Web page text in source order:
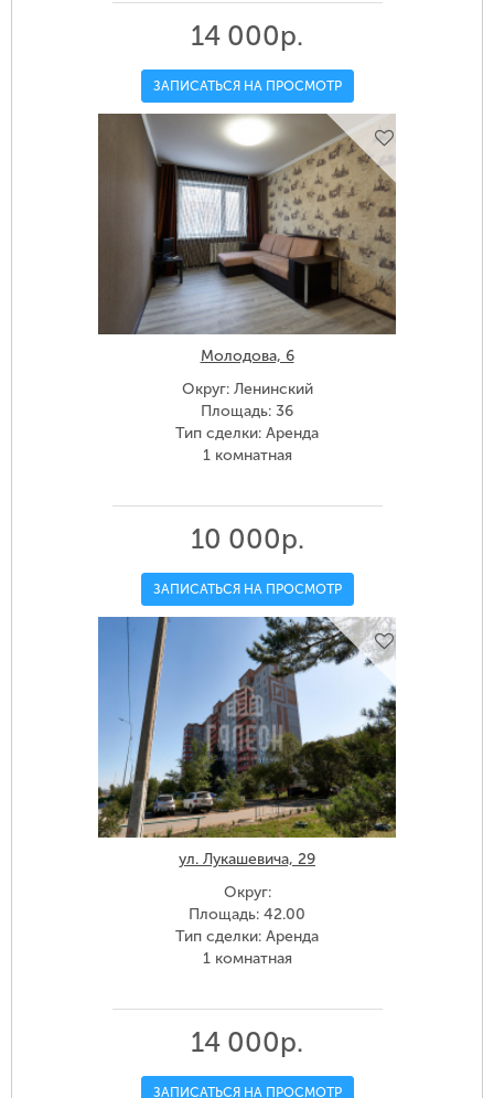
14 000р.
ЗАПИСАТЬСЯ НА ПРОСМОТР
Молодова, 6
Округ: Ленинский
Площадь: 36
Тип сделки: Аренда
1 комнатная
10 000р.
ЗАПИСАТЬСЯ НА ПРОСМОТР
ул. Лукашевича, 29
Округ:
Площадь: 42.00
Тип сделки: Аренда
1 комнатная
14 000р.
ЗАПИСАТЬСЯ НА ПРОСМОТР